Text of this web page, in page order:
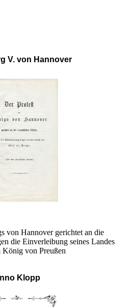
V. von Hannover
von Hannover gerichtet an die
die Einverleibung seines Landes
König von Preußen
Klopp